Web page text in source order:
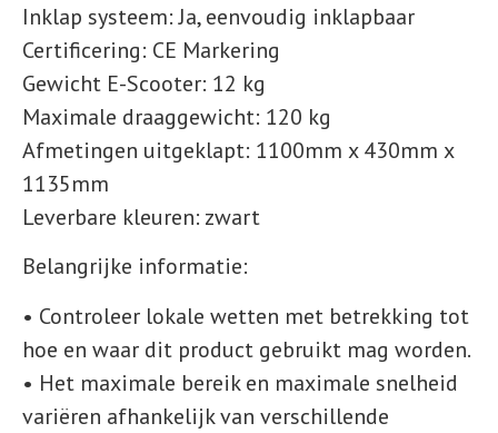
Inklap systeem:Ja, eenvoudig inklapbaar
Certificering: CE Markering
Gewicht E-Scooter: 12 kg
Maximale draaggewicht: 120 kg
Afmetingen uitgeklapt: 1100mm x 430mm x
1135mm
Leverbare kleuren: zwart
Belangrijke informatie:
• Controleer lokale wetten met betrekking tot
hoe en waar dit product gebruikt mag worden.
• Het maximale bereik en maximale snelheid
variëren afhankelijk van verschillende